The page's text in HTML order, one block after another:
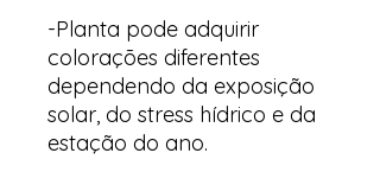
-Planta pode adquirir
colorações diferentes
dependendo da exposição
solar, do stress hídrico e da
estação do ano.